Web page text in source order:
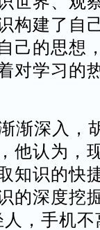
构建了自
己的思想
对学习的
渐深入，
他认为，
知识的快
的深度挖
，手机